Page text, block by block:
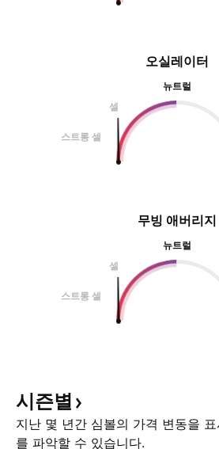
오실레이터
뉴트럴
셀
스트롱 셀
무빙 애버리지
뉴트럴
셀
스트롱 셀
시즌별
지난 몇 년간 심볼의 가격 변동을
를 파악할 수 있습니다.